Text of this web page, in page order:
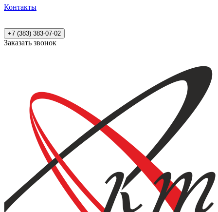
Контакты
+7 (383) 383-07-02
Заказать звонок